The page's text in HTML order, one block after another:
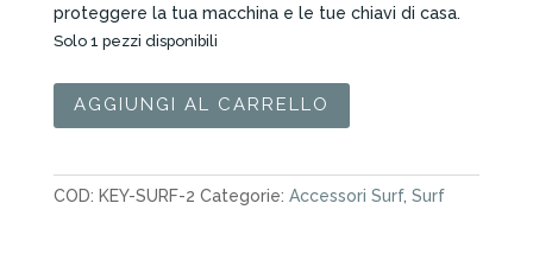
proteggere la tua macchina e le tue chiavi di casa.
Solo 1 pezzi disponibili
Key
Security
Maxi
Surflogic
AGGIUNGI AL CARRELLO
COD: KEY-SURF-2 Categorie: Accessori Surf, Surf